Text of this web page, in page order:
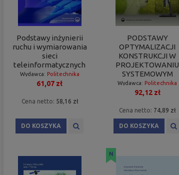
Podstawy inżynierii
ruchu i wymiarowania
sieci
teleinformatycznych
Wydawca: Politechnika
Poznańska
61,07 zł
Cena netto: 58,16 zł
DO KOSZYKA
PODSTAWY
OPTYMALIZACJI
KONSTRUKCJI W
PROJEKTOWANIU
SYSTEMOWYM
Wydawca: Politechnika
Poznańska
92,12 zł
Cena netto: 74,89 zł
DO KOSZYKA